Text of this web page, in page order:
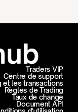
Centre de support
et les transactions
Traders VIP
Règles de Trading
Taux de change
Document API